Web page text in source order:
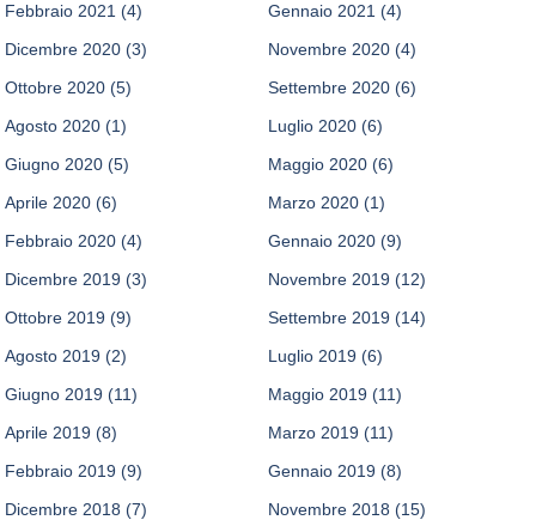
Febbraio 2021 (4) Gennaio 2021 (4)
Dicembre 2020 (3) Novembre 2020 (4)
Ottobre 2020 (5) Settembre 2020 (6)
Agosto 2020 (1) Luglio 2020 (6)
Giugno 2020 (5) Maggio 2020 (6)
Aprile 2020 (6) Marzo 2020 (1)
Febbraio 2020 (4) Gennaio 2020 (9)
Dicembre 2019 (3) Novembre 2019 (12)
Ottobre 2019 (9) Settembre 2019 (14)
Agosto 2019 (2) Luglio 2019 (6)
Giugno 2019 (11) Maggio 2019 (11)
Aprile 2019 (8) Marzo 2019 (11)
Febbraio 2019 (9) Gennaio 2019 (8)
Dicembre 2018 (7) Novembre 2018 (15)